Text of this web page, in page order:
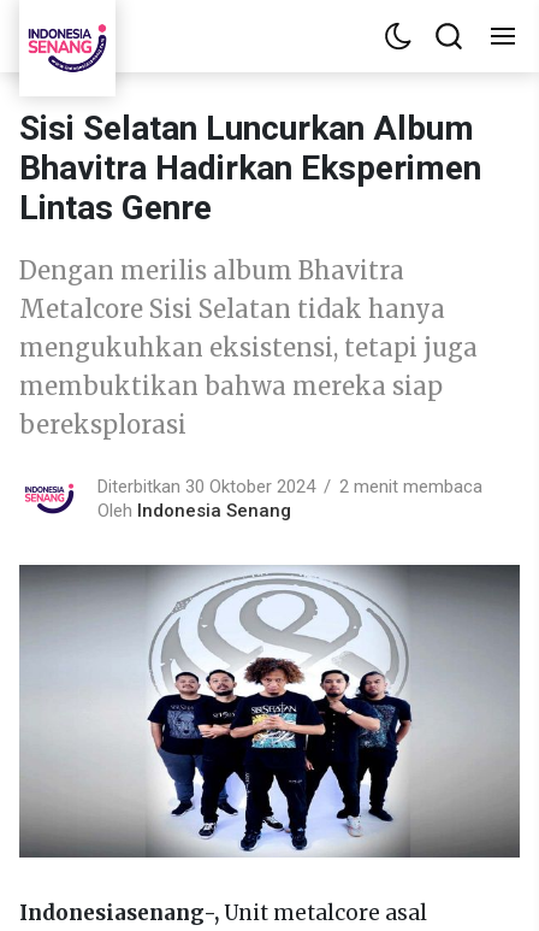
Sisi Selatan Luncurkan Album
Bhavitra Hadirkan Eksperimen
Lintas Genre
Dengan merilis album Bhavitra
Metalcore Sisi Selatan tidak hanya
mengukuhkan eksistensi, tetapi juga
membuktikan bahwa mereka siap
bereksplorasi
Diterbitkan 30 Oktober 2024
2 menit membaca
Oleh Indonesia Senang
Indonesiasenang-,Unit metalcore asal